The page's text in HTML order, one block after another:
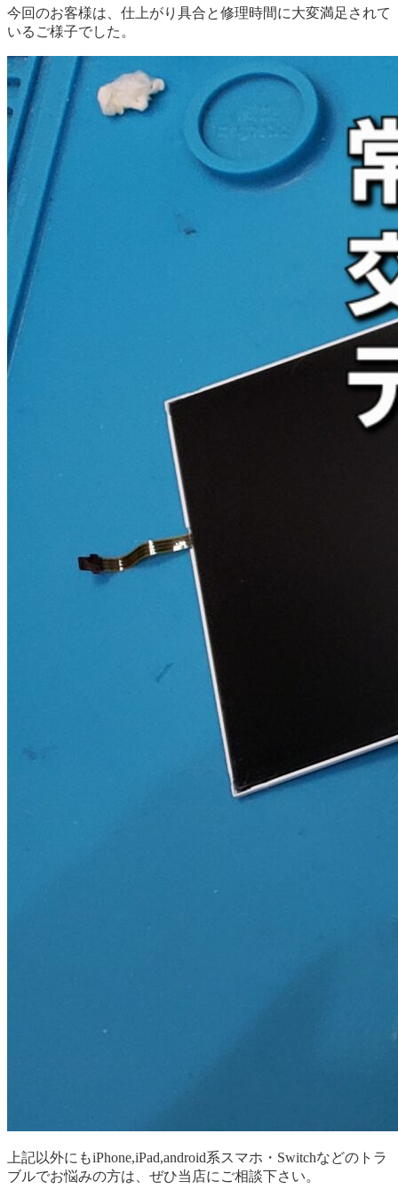
今回のお客様は、仕上がり具合と修理時間に大変満足されて
いるご様子でした。
上記以外にもiPhone,iPad,android系スマホ・Switchなどのトラ
ブルでお悩みの方は、ぜひ当店にご相談下さい。